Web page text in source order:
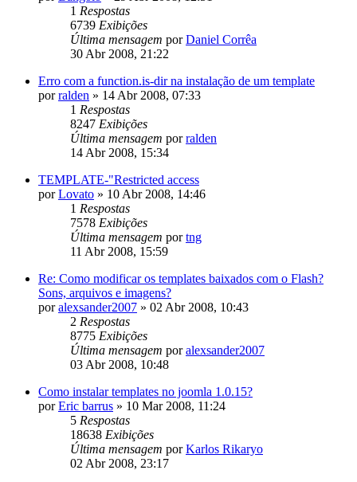
1 Respostas
6739 Exibições
Última mensagem porDaniel Corrêa
30 Abr 2008, 21:22
Erro com a function.is-dir na instalação de um template
porralden » 14 Abr 2008, 07:33
1 Respostas
8247 Exibições
Última mensagem porralden
14 Abr 2008, 15:34
TEMPLATE-"Restricted access
porLovato » 10 Abr 2008, 14:46
1 Respostas
7578 Exibições
Última mensagem portng
11 Abr 2008, 15:59
Re: Como modificar os templates baixados com o Flash?
Sons, arquivos e imagens?
poralexsander2007 » 02 Abr 2008, 10:43
2 Respostas
8775 Exibições
Última mensagem poralexsander2007
03 Abr 2008, 10:48
Como instalar templates no joomla 1.0.15?
porEric barrus » 10 Mar 2008, 11:24
5 Respostas
18638 Exibições
Última mensagem porKarlos Rikaryo
02 Abr 2008, 23:17